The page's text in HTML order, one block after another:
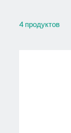
4 продуктов